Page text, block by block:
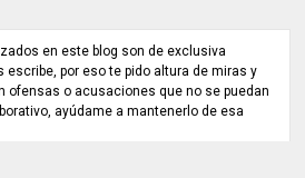
en este blog son de exclusiva
escribe, por eso te pido altura de miras y
ofensas o acusaciones que no se puedan
ayúdame a mantenerlo de esa